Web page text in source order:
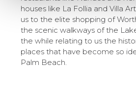
houses like La Follia and Villa
us to the elite shopping of
the scenic walkways of the
the while relating to us the
places that have become so
Palm Beach.